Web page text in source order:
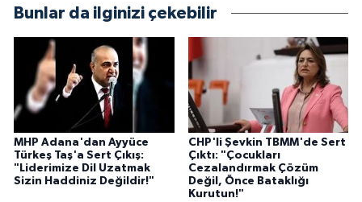
Bunlar da ilginizi çekebilir
MHP Adana'dan Ayyüce
Türkeş Taş'a Sert Çıkış:
"Liderimize Dil Uzatmak
Sizin Haddiniz Değildir!"
CHP'li Şevkin TBMM'de Sert
Çıktı: "Çocukları
Cezalandırmak Çözüm
Değil, Önce Bataklığı
Kurutun!"